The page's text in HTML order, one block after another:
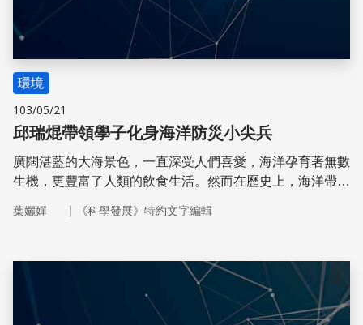
環境
103/05/21
邱瑞焜帶領學子化身海洋防災小尖兵
廣闊湛藍的大海景色，一直深受人們喜愛，海洋孕育著無數
生機，更豐富了人類的飲食生活。然而在歷史上，海洋帶給
的防災知識，便能保障生命安全。因此邱瑞焜博士希望透過
能力。
葉孋嬋 ｜ 《科學發展》特約文字編輯
儲存